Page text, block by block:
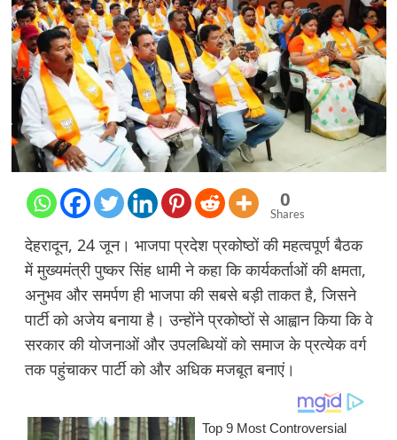
0
Shares
देहरादून, 24 जून। भाजपा प्रदेश प्रकोष्ठों की महत्वपूर्ण बैठक
में मुख्यमंत्री पुष्कर सिंह धामी ने कहा कि कार्यकर्ताओं की क्षमता,
अनुभव और समर्पण ही भाजपा की सबसे बड़ी ताकत है, जिसने
पार्टी को अजेय बनाया है। उन्होंने प्रकोष्ठों से आह्वान किया कि वे
सरकार की योजनाओं और उपलब्धियों को समाज के प्रत्येक वर्ग
तक पहुंचाकर पार्टी को और अधिक मजबूत बनाएं।